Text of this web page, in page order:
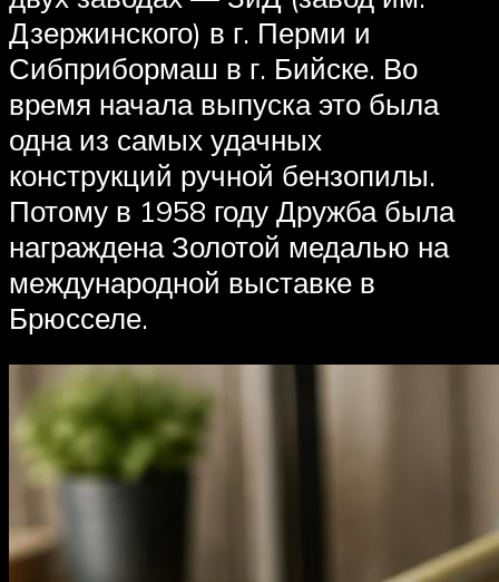
Дзержинского) в г. Перми и
Сибприбормаш в г. Бийске. Во
время начала выпуска это была
одна из самых удачных
конструкций ручной бензопилы.
Потому в 1958 году Дружба была
награждена Золотой медалью на
международной выставке в
Брюсселе.